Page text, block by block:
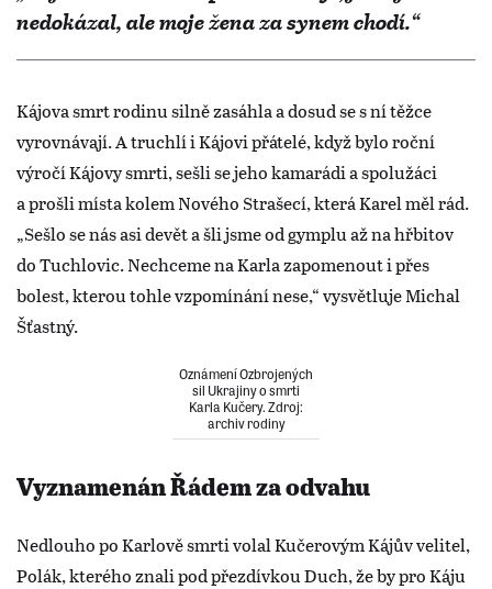
nedokázal, ale moje žena za synem chodí.“
Kájova smrt rodinu silně zasáhla a dosud se s ní těžce
vyrovnávají. A truchlí i Kájovi přátelé, když bylo roční
výročí Kájovy smrti, sešli se jeho kamarádi a spolužáci
a prošli místa kolem Nového Strašecí, která Karel měl rád.
„Sešlo se nás asi devět a šli jsme od gymplu až na hřbitov
do Tuchlovic. Nechceme na Karla zapomenout i přes
bolest, kterou tohle vzpomínání nese,“ vysvětluje Michal
Šťastný.
Oznámení Ozbrojených
sil Ukrajiny o smrti
Karla Kučery. Zdroj:
archiv rodiny
Vyznamenán Řádem za odvahu
Nedlouho po Karlově smrti volal Kučerovým Kájův velitel,
Polák, kterého znali pod přezdívkou Duch, že by pro Káju